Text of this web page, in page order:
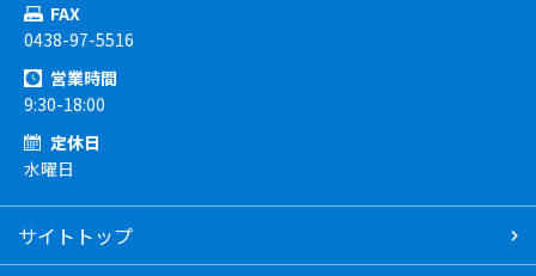
FAX
0438-97-5516
営業時間
9:30-18:00
定休日
水曜日
サイトトップ